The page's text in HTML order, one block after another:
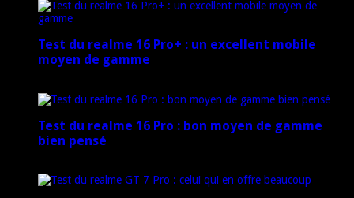
Test du realme 16 Pro+ : un excellent mobile
moyen de gamme
Test du realme 16 Pro : bon moyen de gamme
bien pensé